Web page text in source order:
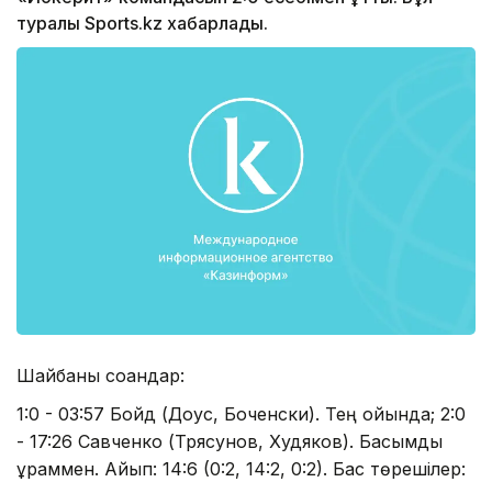
туралы Sports.kz хабарлады.
Шайбаны соққандар:
1:0 - 03:57 Бойд (Доус, Боченски). Тең ойында; 2:0
- 17:26 Савченко (Трясунов, Худяков). Басымдық
құраммен. Айып: 14:6 (0:2, 14:2, 0:2). Бас төрешілер: